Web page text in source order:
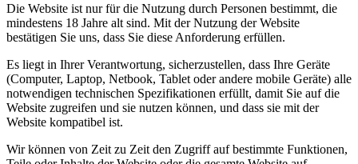
Die Website ist nur für die Nutzung durch Personen bestimmt, die
mindestens 18 Jahre alt sind. Mit der Nutzung der Website
bestätigen Sie uns, dass Sie diese Anforderung erfüllen.
Es liegt in Ihrer Verantwortung, sicherzustellen, dass Ihre Geräte
(Computer, Laptop, Netbook, Tablet oder andere mobile Geräte) alle
notwendigen technischen Spezifikationen erfüllt, damit Sie auf die
Website zugreifen und sie nutzen können, und dass sie mit der
Website kompatibel ist.
Wir können von Zeit zu Zeit den Zugriff auf bestimmte Funktionen,